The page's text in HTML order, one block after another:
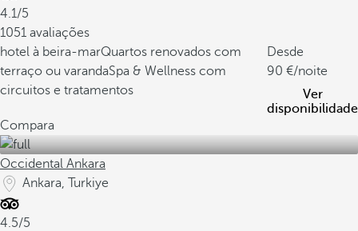
4.1/5
1051 avaliações
hotel à beira-marQuartos renovados com
terraço ou varandaSpa & Wellness com
circuitos e tratamentos
Desde
90
/noite
Ver
disponibilidade
Compara
Occidental Ankara
Ankara, Turkiye
4.5/5